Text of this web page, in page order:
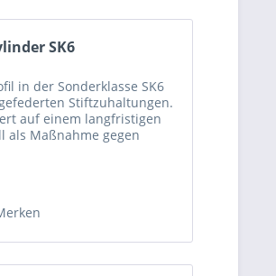
SK6
in der Sonderklasse SK6
Stiftzuhaltungen.
auf einem langfristigen
als Maßnahme gegen